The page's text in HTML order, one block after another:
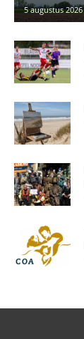
5 augustus 2026